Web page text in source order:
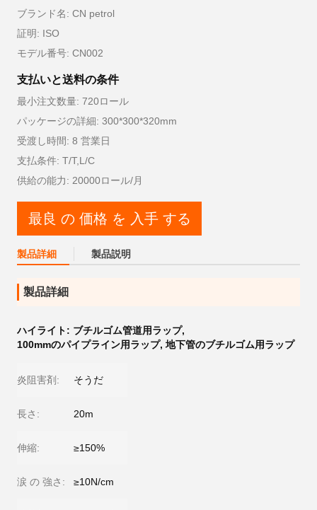
ブランド名: CN petrol
証明: ISO
モデル番号: CN002
支払いと送料の条件
最小注文数量: 720ロール
パッケージの詳細: 300*300*320mm
受渡し時間: 8 営業日
支払条件: T/T,L/C
供給の能力: 20000ロール/月
最良 の 価格 を 入手 する
製品詳細 製品説明
製品詳細
ハイライト: ブチルゴム管道用ラップ,
100mmのパイプライン用ラップ, 地下管のブチルゴム用ラップ
炎阻害剤: そうだ
長さ: 20m
伸縮: ≥150%
涙 の 強さ: ≥10N/cm